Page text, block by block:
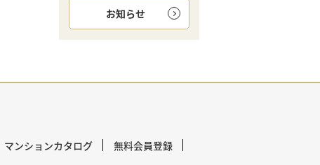
お知らせ
マンションカタログ
無料会員登録